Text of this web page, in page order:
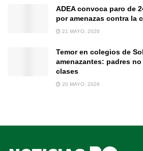
ADEA convoca paro de
por amenazas contra la
21 MAYO, 2026
Temor en colegios de
amenazantes: padres
clases
20 MAYO, 2026